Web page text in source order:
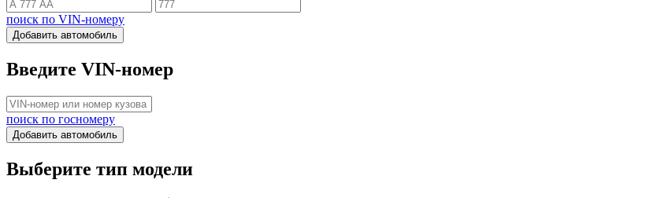
поиск по VIN-номеру
Добавить автомобиль
Введите VIN-номер
поиск по госномеру
Добавить автомобиль
Выберите тип модели